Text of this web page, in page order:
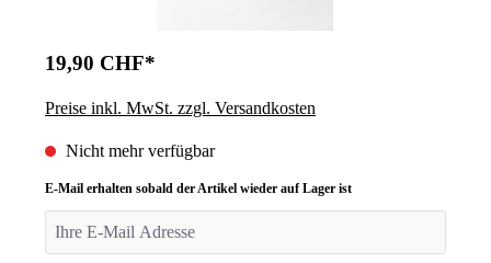
19,90 CHF*
Preise inkl. MwSt. zzgl. Versandkosten
Nicht mehr verfügbar
E-Mail erhalten sobald der Artikel wieder auf Lager ist